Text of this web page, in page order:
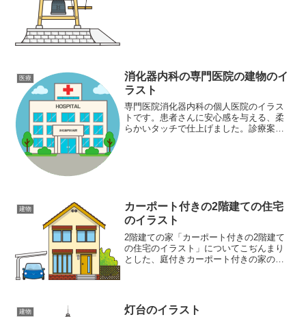
医療
消化器内科の専門医院の建物のイ
ラスト
専門医院消化器内科の個人医院のイラス
トです。患者さんに安心感を与える、柔
らかいタッチで仕上げました。診療案内
建物
カーポート付きの2階建ての住宅
のイラスト
2階建ての家「カーポート付きの2階建て
の住宅のイラスト」についてこぢんまり
とした、庭付きカーポート付きの家のイ
ー＆ペースト）無料「カ...
建物 灯台のイラスト